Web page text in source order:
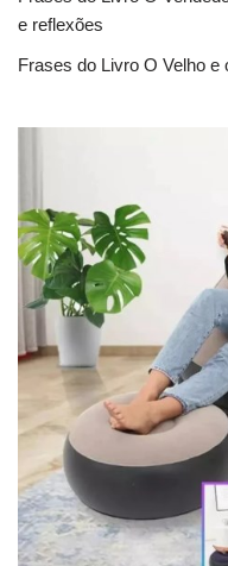
e reflexões
Frases do Livro O Velho